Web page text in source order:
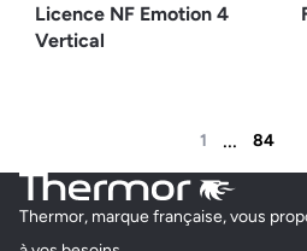
Licence NF Emotion 4
Vertical
1 ... 84
Thermor, marque française, vous